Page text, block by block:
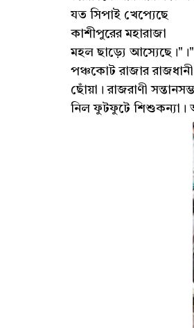
যত সিপাই খেপ্যেছে
কাশীপুরের মহারাজা
মহল ছাড়্যে আস্যেছে।"।"
পঞ্চকোট রাজার
ছোঁয়া। রাজরাণী
নিল ফুটফুটে শিশুকন্যা।